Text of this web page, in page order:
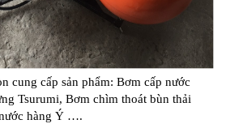
cung cấp sản phẩm: Bơm cấp nước
Tsurumi, Bơm chìm thoát bùn thải
hàng Ý ….